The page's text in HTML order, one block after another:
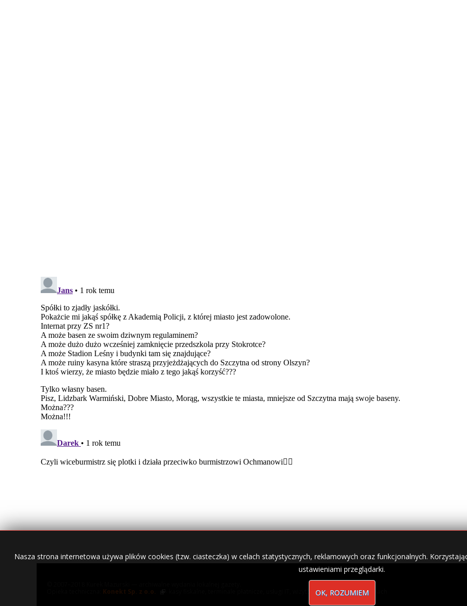
Nasza strona internetowa używa plików cookies (tzw. ciasteczka) w celach statystycznych, reklamowych oraz funkcjonalnych.
ustawieniami przeglądarki.
OK, ROZUMIEM
Konekt Sp. z o.o. - kasy fiskalne, terminale płatnicze, usługi IT, wizytówki w lokalnych domenach